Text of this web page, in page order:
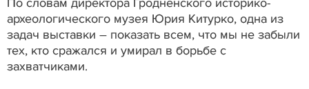
археологического музея Юрия Китурко, одна из
задач выставки – показать всем, что мы не забыли
тех, кто сражался и умирал в борьбе с
захватчиками.